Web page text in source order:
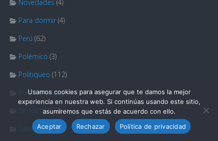
Novedades (4)
Para dormir (4)
Perú (62)
Polémico (3)
Politiqueo (112)
Post participativo(3)
Reddit (8.773)
Salseo(1)
Usamos cookies para asegurar que te damos la mejor
experiencia en nuestra web. Si continúas usando este sitio,
asumiremos que estás de acuerdo con ello.
Aceptar
Rechazar Política de privacidad